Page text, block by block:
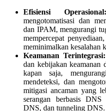
Efisiensi Operasional:
mengotomatisasi dan
dan IPAM, mengurangi
mempercepat
meminimalkan kesalahan
Keamanan Terintegrasi:
dan kebijakan keamanan
kapan saja,
mendeteksi, dan
mitigasi ancaman yang
serangan berbasis
DNS, dan tunneling DNS.